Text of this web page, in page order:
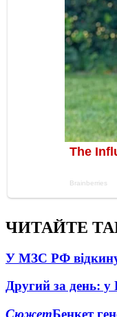
ЧИТАЙТЕ
У МЗС РФ
Другий за день: у
СюжетБенкет